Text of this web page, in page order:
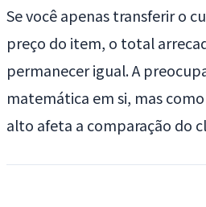
Se você apenas transferir o
preço do item, o total
permanecer igual. A
matemática em si, mas
alto afeta a comparação do